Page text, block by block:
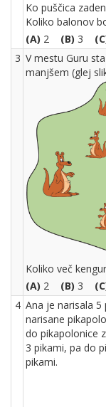
Ko puščica
Koliko balonov
(A) 2 (B) 3
3 V mestu Guru
manjšem (glej
Koliko več
(A) 2 (B) 3
4 Ana je narisala
narisane
do pikapolonice
3 pikami, pa do
pikami.